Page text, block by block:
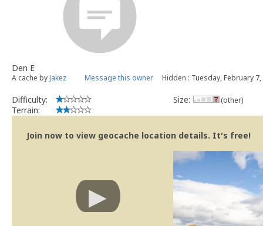
Den E
A cache byJakez Message this owner Hidden : Tuesday, February 7,
Difficulty:
Terrain:
Size: (other)
Join now to view geocache location details. It's free!